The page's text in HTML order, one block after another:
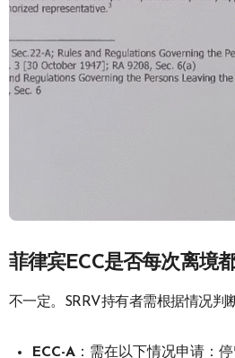
菲律宾ECC是否每次离境
不一定。SRRV持有者需根据情况判
ECC-A ：需在以下情况申请：